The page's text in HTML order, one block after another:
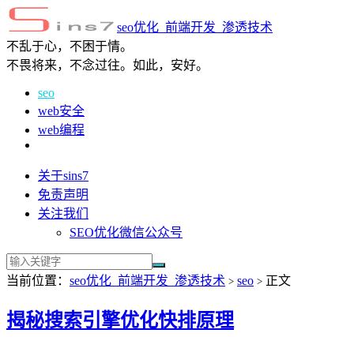
seo优化_前端开发_渗透技术
不乱于心，不困于情。
不畏将来，不念过往。如此，安好。
seo
web安全
web编程
关于sins7
免责声明
关注我们
SEO优化微信公众号
当前位置： seo优化_前端开发_渗透技术 > seo > 正文
揭秘搜索引擎优化快排原理